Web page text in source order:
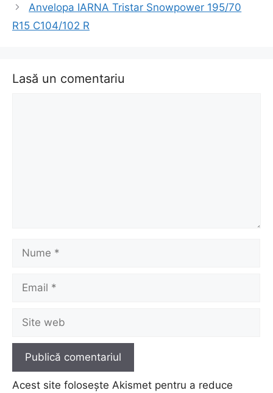
Anvelopa IARNA Tristar Snowpower 195/70
R15 C104/102 R
Lasă un comentariu
web
Acest site folosește Akismet pentru a reduce